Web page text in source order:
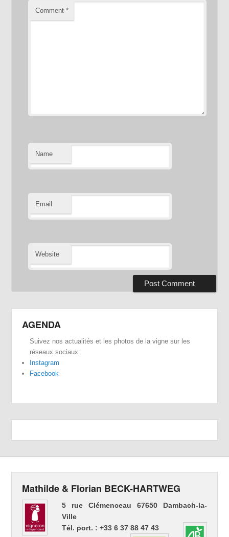
Comment*
Name
Email
Website
AGENDA
Suivez nos actualités et les photos de la vigne sur les
réseaux sociaux:
Instagram
Facebook
Mathilde & Florian BECK-HARTWEG
5 rue Clémenceau 67650 Dambach-la-
Ville
Tél. port. : +33 6 37 88 47 43